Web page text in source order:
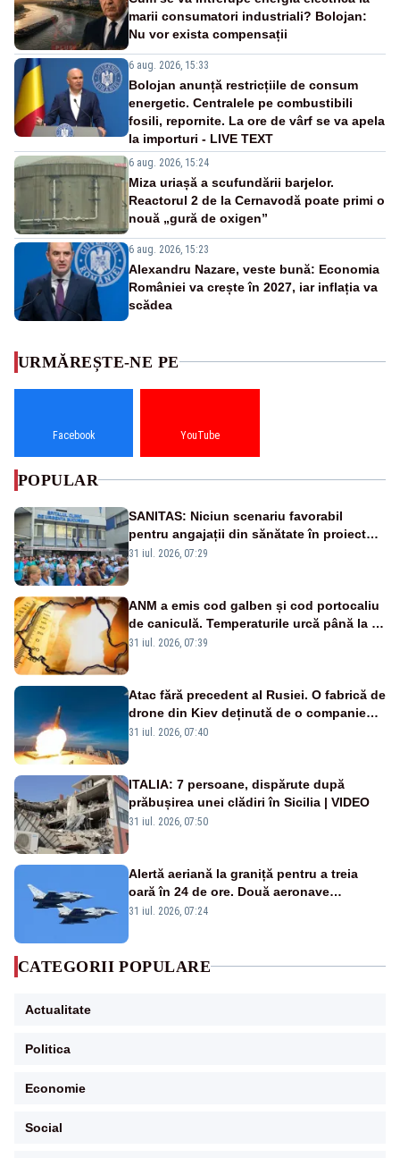
marii consumatori industriali? Bolojan:
Nu vor exista compensații
6 aug. 2026, 15:33
Bolojan anunță restricțiile de consum
energetic. Centralele pe combustibili
fosili, repornite. La ore de vârf se va apela
la importuri - LIVE TEXT
6 aug. 2026, 15:24
Miza uriașă a scufundării barjelor.
Reactorul 2 de la Cernavodă poate primi o
nouă „gură de oxigen”
6 aug. 2026, 15:23
Alexandru Nazare, veste bună: Economia
României va crește în 2027, iar inflația va
scădea
URMĂREȘTE-NE PE
Facebook YouTube
POPULAR
SANITAS: Niciun scenariu favorabil
pentru angajații din sănătate în proiectul
Legii salarizării
31 iul. 2026, 07:29
ANM a emis cod galben și cod portocaliu
de caniculă. Temperaturile urcă până la 38
de grade, iar nopțile devin tropicale
31 iul. 2026, 07:39
Atac fără precedent al Rusiei. O fabrică de
drone din Kiev deținută de o companie
americană, distrusă de o rachetă
31 iul. 2026, 07:40
ITALIA: 7 persoane, dispărute după
prăbușirea unei clădiri în Sicilia | VIDEO
31 iul. 2026, 07:50
Alertă aeriană la graniță pentru a treia
oară în 24 de ore. Două aeronave
Eurofighter britanice au fost ridicate de la
31 iul. 2026, 07:24
CATEGORII POPULARE
Actualitate
Politica
Economie
Social